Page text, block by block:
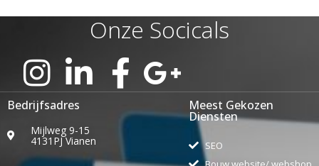
Onze Socicals
Bedrijfsadres
Mijlweg 9-15
4131PJ Vianen
Meest Gekozen
Diensten
SEO